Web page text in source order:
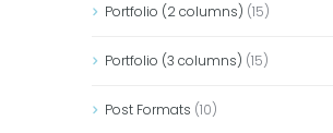
Portfolio (2 columns) (15)
Portfolio (3 columns) (15)
Post Formats (10)